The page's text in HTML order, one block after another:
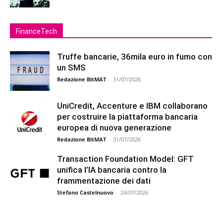
FinanceTech
Truffe bancarie, 36mila euro in fumo con
un SMS
Redazione BitMAT - 31/07/2026
UniCredit, Accenture e IBM collaborano
per costruire la piattaforma bancaria
europea di nuova generazione
Redazione BitMAT - 31/07/2026
Transaction Foundation Model: GFT
unifica l’IA bancaria contro la
frammentazione dei dati
Stefano Castelnuovo - 24/07/2026